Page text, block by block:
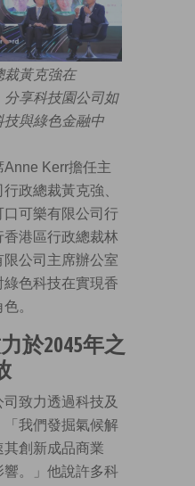
裁黃克強在
分享科技園公司如
技與綠色金融中
Kerr擔任主
政總裁黃克強、
口可樂有限公司行
港區行政總裁林
公司主席辦公室
色科技在實現香
。
於2045年之
致力透過科技及
我們發掘氣候解
創新成品商業
。」他說許多科